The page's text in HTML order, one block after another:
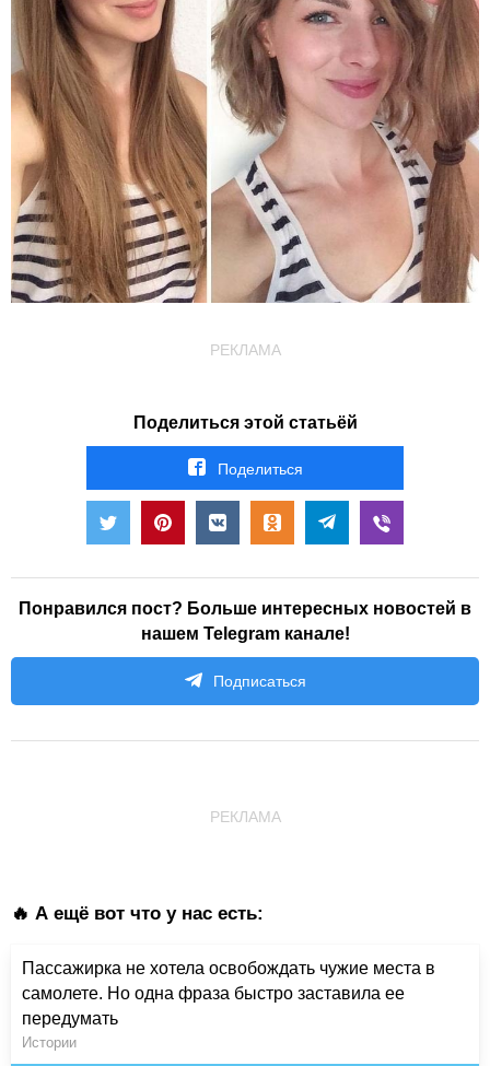
РЕКЛАМА
Поделиться этой статьёй
Поделиться
Понравился пост? Больше интересных новостей в
нашем Telegram канале!
Подписаться
РЕКЛАМА
🔥 А ещё вот что у нас есть:
Пассажирка не хотела освобождать чужие места в
самолете. Но одна фраза быстро заставила ее
передумать
Истории